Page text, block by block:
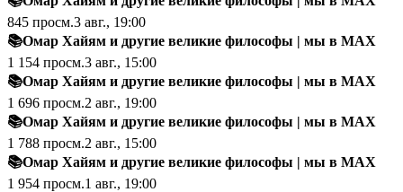
845 просм.3 авг., 19:00
📚Омар Хайям и другие великие философы | мы в MAX
1 154 просм.3 авг., 15:00
📚Омар Хайям и другие великие философы | мы в MAX
1 696 просм.2 авг., 19:00
📚Омар Хайям и другие великие философы | мы в MAX
1 788 просм.2 авг., 15:00
📚Омар Хайям и другие великие философы | мы в MAX
1 954 просм.1 авг., 19:00